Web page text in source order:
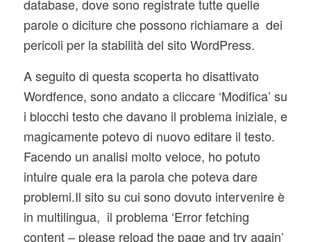
database, dove sono registrate tutte quelle
parole o diciture che possono richiamare a dei
pericoli per la stabilità del sito WordPress.
A seguito di questa scoperta ho disattivato
Wordfence, sono andato a cliccare ‘Modifica’ su
i blocchi testo che davano il problema iniziale, e
magicamente potevo di nuovo editare il testo.
Facendo un analisi molto veloce, ho potuto
intuire quale era la parola che poteva dare
problemi.Il sito su cui sono dovuto intervenire è
in multilingua, il problema ‘Error fetching
content – please reload the page and try again’